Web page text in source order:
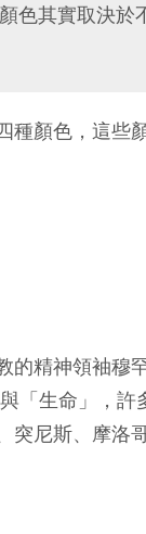
色其實取決於
種顏色，這些
的精神領袖穆
「生命」，許
突尼斯、摩洛